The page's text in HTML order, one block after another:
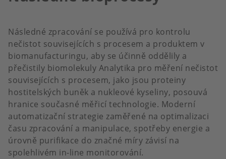
Následné zpracování se používá pro kontrolu
nečistot souvisejících s procesem a produktem v
biomanufacturingu, aby se účinně oddělily a
přečistily biomolekuly Analytika pro měření nečistot
souvisejících s procesem, jako jsou proteiny
hostitelských buněk a nukleové kyseliny, posouvá
hranice současné měřicí technologie. Moderní
automatizační strategie zaměřené na optimalizaci
času zpracování a manipulace, spotřeby energie a
úrovně purifikace do značné míry závisí na
spolehlivém in-line monitorování.